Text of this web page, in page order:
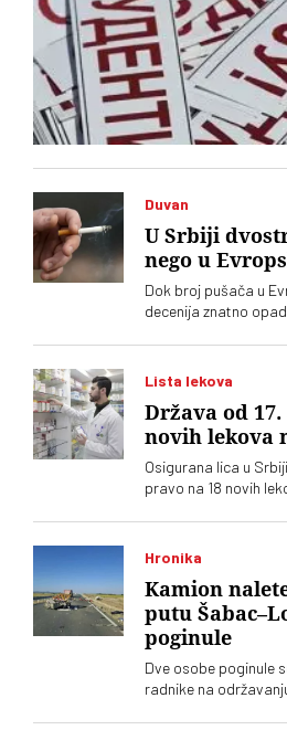
Duvan
U Srbiji
nego u
Dok broj pušača u
decenija znatno
Lista lekova
Država od
novih lekova
Osigurana lica u
pravo na 18 novih
Hronika
Kamion
putu
poginule
Dve osobe poginule
radnike na